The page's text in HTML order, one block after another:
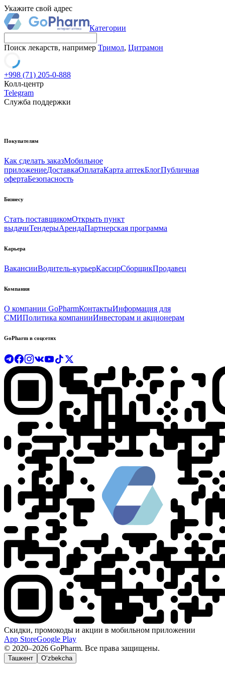
Укажите свой адрес
Категории
Поиск лекарств, например Тримол, Цитрамон
+998 (71) 205-0-888
Колл-центр
Telegram
Служба поддержки
Покупателям
Как сделать заказМобильное
приложениеДоставкаОплатаКарта аптекБлогПубличная
офертаБезопасность
Бизнесу
Стать поставщикомОткрыть пункт
выдачиТендерыАрендаПартнерская программа
Карьера
ВакансииВодитель-курьерКассирСборщикПродавец
Компания
О компании GoPharmКонтактыИнформация для
СМИПолитика компанииИнвесторам и акционерам
GoPharm в соцсетях
Скидки, промокоды и акции в мобильном приложении
App StoreGoogle Play
© 2020–2026 GoPharm. Все права защищены.
Ташкент O‘zbekcha